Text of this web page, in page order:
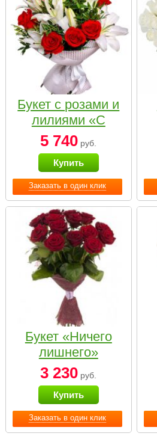
Заказать в один клик
Букет с розами и
лилиями «С
наилучшими
пожеланиями»
5 740 руб.
Купить
Заказать в один клик
Букет «Ничего
лишнего»
3 230 руб.
Купить